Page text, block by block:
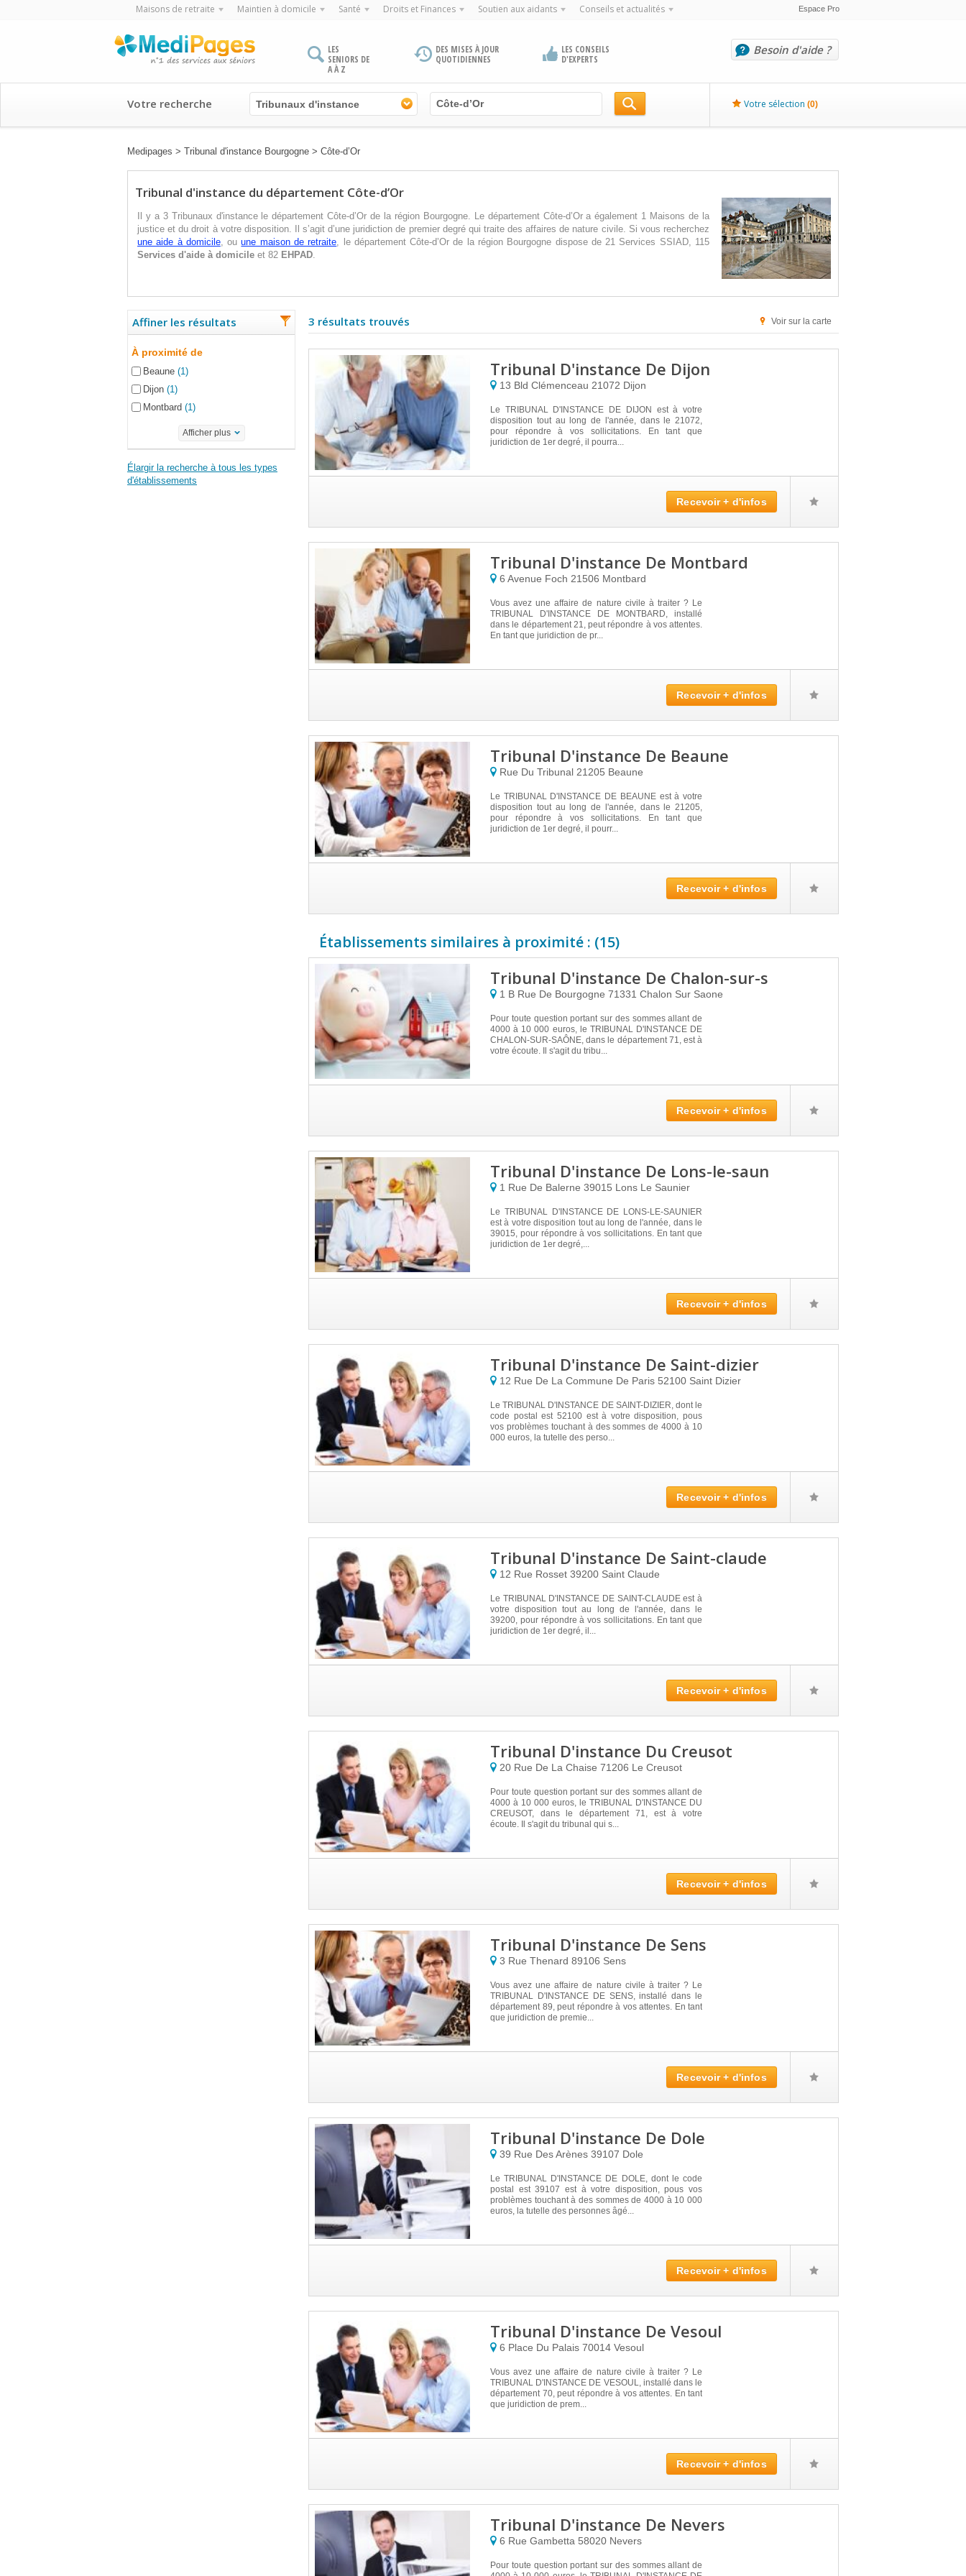
Maisons de retraite Maintien à domicile Santé Droits et Finances Soutien aux aidants Conseils et actualités Espace Pro
LES
SENIORS DE
A À Z
DES MISES À JOUR
QUOTIDIENNES
LES CONSEILS
D'EXPERTS
Besoin d'aide ?
Votre recherche Tribunaux d'instance Votre sélection (0)
Medipages > Tribunal d'instance Bourgogne > Côte-d’Or
Tribunal d'instance du département Côte-d’Or
Il y a 3 Tribunaux d'instance le département Côte-d’Or de la région Bourgogne. Le département Côte-d’Or a également 1 Maisons de la
justice et du droit à votre disposition. Il s’agit d’une juridiction de premier degré qui traite des affaires de nature civile. Si vous recherchez
une aide à domicile, ouune maison de retraite, le département Côte-d’Or de la région Bourgogne dispose de 21 Services SSIAD, 115
Services d'aide à domicile et 82 EHPAD.
Affiner les résultats
À proximité de
Beaune (1)
Dijon (1)
Montbard (1)
Afficher plus
Élargir la recherche à tous les types
d'établissements
3 résultats trouvés Voir sur la carte
Tribunal D'instance De Dijon
13 Bld Clémenceau 21072 Dijon
Le TRIBUNAL D'INSTANCE DE DIJON est à votre
disposition tout au long de l'année, dans le 21072,
pour répondre à vos sollicitations. En tant que
juridiction de 1er degré, il pourra...
Recevoir + d'infos
Tribunal D'instance De Montbard
6 Avenue Foch 21506 Montbard
Vous avez une affaire de nature civile à traiter ? Le
TRIBUNAL D'INSTANCE DE MONTBARD, installé
dans le département 21, peut répondre à vos attentes.
En tant que juridiction de pr...
Recevoir + d'infos
Tribunal D'instance De Beaune
Rue Du Tribunal 21205 Beaune
Le TRIBUNAL D'INSTANCE DE BEAUNE est à votre
disposition tout au long de l'année, dans le 21205,
pour répondre à vos sollicitations. En tant que
juridiction de 1er degré, il pourr...
Recevoir + d'infos
Établissements similaires à proximité : (15)
Tribunal D'instance De Chalon-sur-s
1 B Rue De Bourgogne 71331 Chalon Sur Saone
Pour toute question portant sur des sommes allant de
4000 à 10 000 euros, le TRIBUNAL D'INSTANCE DE
CHALON-SUR-SAÔNE, dans le département 71, est à
votre écoute. Il s'agit du tribu...
Recevoir + d'infos
Tribunal D'instance De Lons-le-saun
1 Rue De Balerne 39015 Lons Le Saunier
Le TRIBUNAL D'INSTANCE DE LONS-LE-SAUNIER
est à votre disposition tout au long de l'année, dans le
39015, pour répondre à vos sollicitations. En tant que
juridiction de 1er degré,...
Recevoir + d'infos
Tribunal D'instance De Saint-dizier
12 Rue De La Commune De Paris 52100 Saint Dizier
Le TRIBUNAL D'INSTANCE DE SAINT-DIZIER, dont le
code postal est 52100 est à votre disposition, pous
vos problèmes touchant à des sommes de 4000 à 10
000 euros, la tutelle des perso...
Recevoir + d'infos
Tribunal D'instance De Saint-claude
12 Rue Rosset 39200 Saint Claude
Le TRIBUNAL D'INSTANCE DE SAINT-CLAUDE est à
votre disposition tout au long de l'année, dans le
39200, pour répondre à vos sollicitations. En tant que
juridiction de 1er degré, il...
Recevoir + d'infos
Tribunal D'instance Du Creusot
20 Rue De La Chaise 71206 Le Creusot
Pour toute question portant sur des sommes allant de
4000 à 10 000 euros, le TRIBUNAL D'INSTANCE DU
CREUSOT, dans le département 71, est à votre
écoute. Il s'agit du tribunal qui s...
Recevoir + d'infos
Tribunal D'instance De Sens
3 Rue Thenard 89106 Sens
Vous avez une affaire de nature civile à traiter ? Le
TRIBUNAL D'INSTANCE DE SENS, installé dans le
département 89, peut répondre à vos attentes. En tant
que juridiction de premie...
Recevoir + d'infos
Tribunal D'instance De Dole
39 Rue Des Arènes 39107 Dole
Le TRIBUNAL D'INSTANCE DE DOLE, dont le code
postal est 39107 est à votre disposition, pous vos
problèmes touchant à des sommes de 4000 à 10 000
euros, la tutelle des personnes âgé...
Recevoir + d'infos
Tribunal D'instance De Vesoul
6 Place Du Palais 70014 Vesoul
Vous avez une affaire de nature civile à traiter ? Le
TRIBUNAL D'INSTANCE DE VESOUL, installé dans le
département 70, peut répondre à vos attentes. En tant
que juridiction de prem...
Recevoir + d'infos
Tribunal D'instance De Nevers
6 Rue Gambetta 58020 Nevers
Pour toute question portant sur des sommes allant de